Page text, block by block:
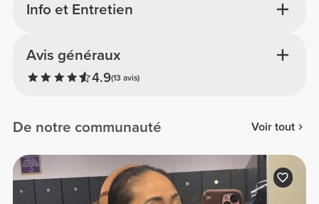
Info et Entretien
Avis généraux
4.9(13 avis)
De notre communauté Voir tout